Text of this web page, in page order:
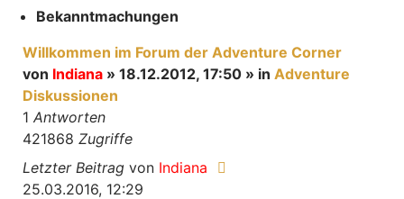
Bekanntmachungen
Willkommen im Forum der Adventure Corner
von Indiana » 18.12.2012, 17:50 » in Adventure
Diskussionen
1 Antworten
421868 Zugriffe
Letzter Beitrag von Indiana
25.03.2016, 12:29